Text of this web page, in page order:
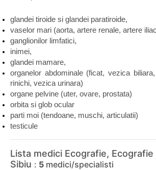
glandei tiroide si glandei paratiroide,
vaselor mari (aorta, artere renale, artere
ganglionilor limfatici,
inimei,
glandei mamare,
organelor abdominale (ficat, vezica
rinichi, vezica urinara)
organe pelvine (uter, ovare, prostata)
orbita si glob ocular
parti moi (tendoane, muschi, articulatii)
testicule
Lista medici Ecografie,
Sibiu : 5 medici/specialisti